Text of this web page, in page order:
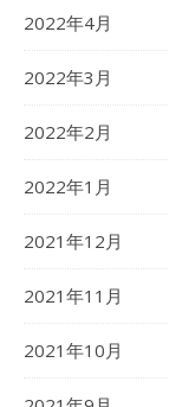
2022年4月
2022年3月
2022年2月
2022年1月
2021年12月
2021年11月
2021年10月